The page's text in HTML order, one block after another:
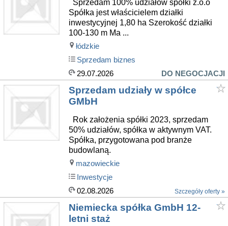
Sprzedam 100% udziałów spółki z.o.o
Spółka jest właścicielem działki
inwestycyjnej 1,80 ha Szerokość działki
100-130 m Ma ...
łódzkie
Sprzedam biznes
29.07.2026
DO NEGOCJACJI
Sprzedam udziały w spółce
GMbH
Rok założenia spółki 2023, sprzedam
50% udziałów, spółka w aktywnym VAT.
Spółka, przygotowana pod branże
budowlaną.
mazowieckie
Inwestycje
02.08.2026
Szczegóły oferty »
Niemiecka spółka GmbH 12-
letni staż